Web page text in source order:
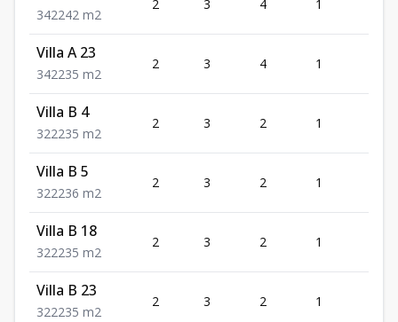
342242 m2
2 3 4 1
Villa A 23
342235 m2
2 3 4 1
Villa B 4
322235 m2
2 3 2 1
Villa B 5
322236 m2
2 3 2 1
Villa B 18
322235 m2
2 3 2 1
Villa B 23
322235 m2
2 3 2 1